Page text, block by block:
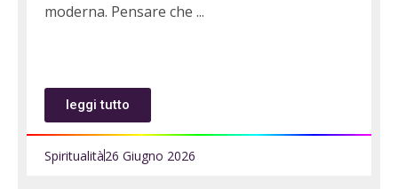
moderna. Pensare che
leggi tutto
Spiritualità26 Giugno 2026